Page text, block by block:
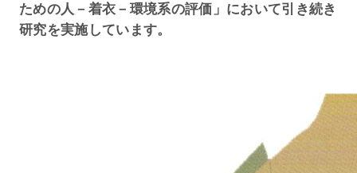
ための人－着衣－環境系の評価」において引き続き
研究を実施しています。